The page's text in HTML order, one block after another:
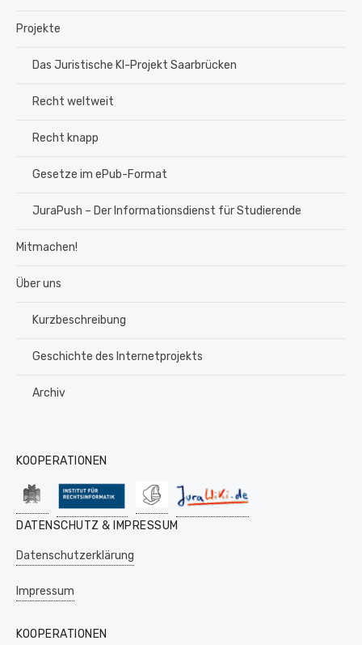
Projekte
Das Juristische KI-Projekt Saarbrücken
Recht weltweit
Recht knapp
Gesetze im ePub-Format
JuraPush – Der Informationsdienst für Studierende
Mitmachen!
Über uns
Kurzbeschreibung
Geschichte des Internetprojekts
Archiv
KOOPERATIONEN
DATENSCHUTZ & IMPRESSUM
Datenschutzerklärung
Impressum
KOOPERATIONEN